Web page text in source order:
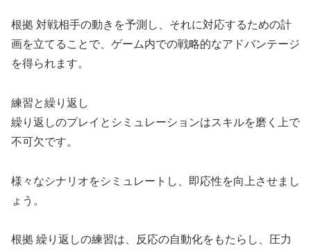
根拠 対戦相手の動きを予測し、それに対応するための計
画を立てることで、ゲーム内での戦略的なアドバンテージ
を得られます。
練習と繰り返し
繰り返しのプレイとシミュレーションはスキルを磨く上で
不可欠です。
様々なシナリオをシミュレートし、即応性を向上させまし
ょう。
根拠 繰り返しの練習は、反応の自動化をもたらし、圧力